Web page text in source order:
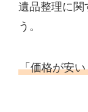
遺品整理に関
う。
「価格が安